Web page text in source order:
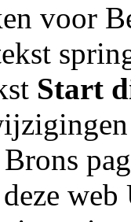
voor
Start